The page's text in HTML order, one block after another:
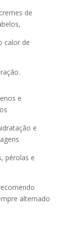
de
calor de
e
e
pérolas e
alternado